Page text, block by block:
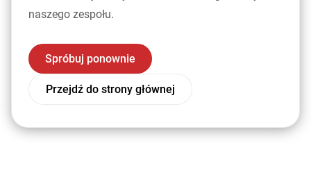
naszego zespołu.
Spróbuj ponownie
Przejdź do strony głównej